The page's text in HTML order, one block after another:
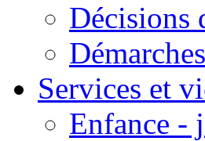
Décisions
Services et
Enfance -